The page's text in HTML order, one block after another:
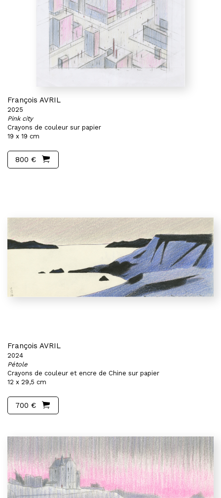
François AVRIL
2025
Pink city
Crayons de couleur sur papier
19 x 19 cm
800 €
François AVRIL
2024
Pétole
Crayons de couleur et encre de Chine sur papier
12 x 29,5 cm
700 €